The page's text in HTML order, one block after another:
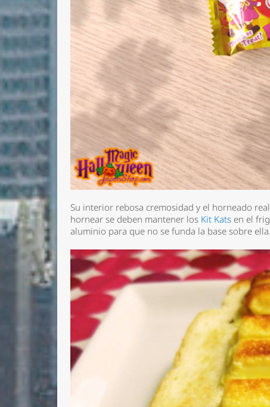
Su interior rebosa cremosidad y el horneado
hornear se deben mantener los Kit Kats en el
aluminio para que no se funda la base sobre ella.